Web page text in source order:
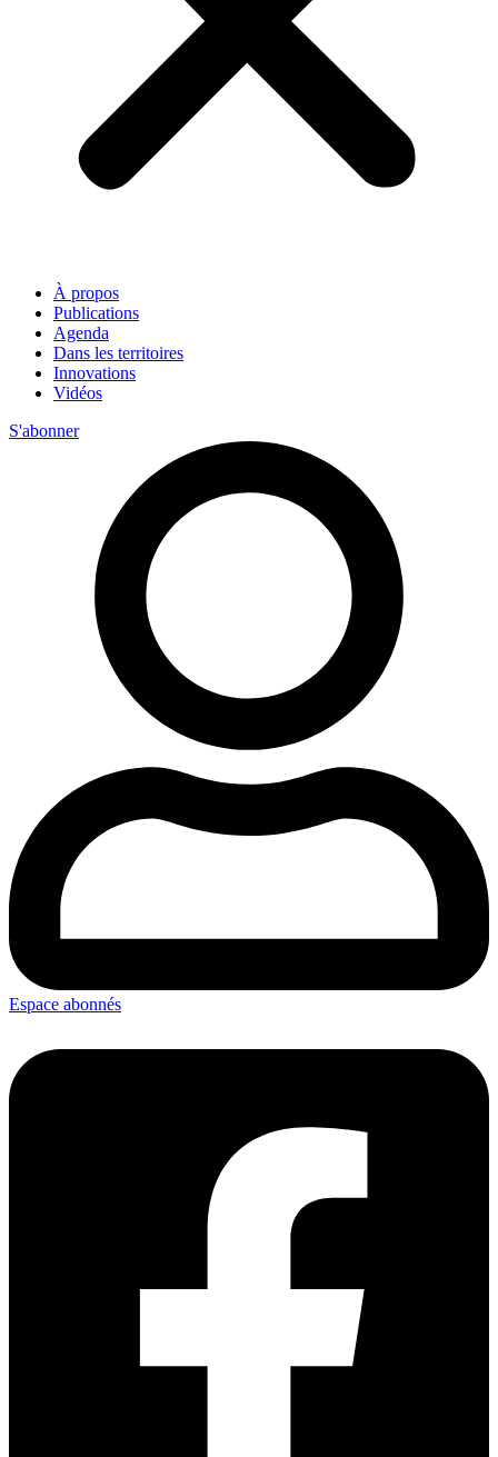
À propos
Publications
Agenda
Dans les territoires
Innovations
Vidéos
S'abonner
Espace abonnés